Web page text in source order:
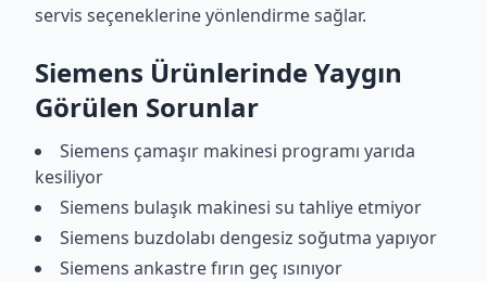
servis seçeneklerine yönlendirme sağlar.
Siemens Ürünlerinde Yaygın
Görülen Sorunlar
Siemens çamaşır makinesi programı yarıda
kesiliyor
Siemens bulaşık makinesi su tahliye etmiyor
Siemens buzdolabı dengesiz soğutma yapıyor
Siemens ankastre fırın geç ısınıyor